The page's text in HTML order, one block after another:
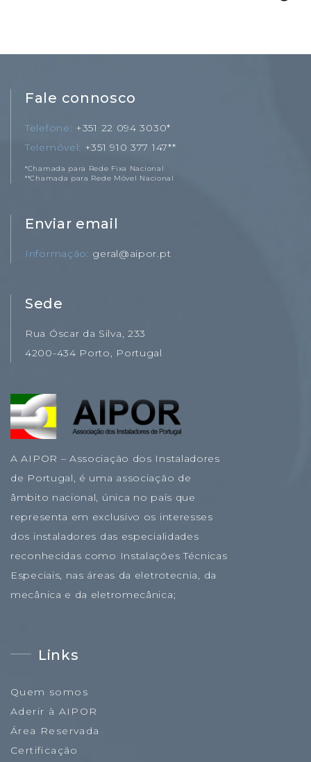
Fale connosco
Telefone
+351 22 094 3030*
Telemóvel
+351 910 377 147**
*Chamada para Rede Fixa Nacional
**Chamada para Rede Móvel Nacional
Enviar email
Informação geral@aipor.pt
Sede
Rua Óscar da Silva, 233
4200-434 Porto, Portugal
A AIPOR – Associação dos Instaladores
de Portugal, é uma associação de
âmbito nacional, única no país que
representa em exclusivo os interesses
dos instaladores das especialidades
reconhecidas como Instalações Técnicas
Especiais, nas áreas da eletrotecnia, da
mecânica e da eletromecânica;
Links
Quem somos
Aderir à AIPOR
Área Reservada
Certificação